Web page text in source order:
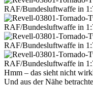
Hmm – das sieht nicht
Und aus der Nähe